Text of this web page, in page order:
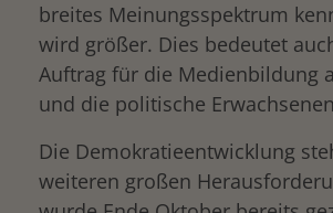
breites Meinungsspektrum
wird größer. Dies bedeutet
Auftrag für die Medienbildung
und die politische
Die Demokratieentwicklung
weiteren großen
drucken